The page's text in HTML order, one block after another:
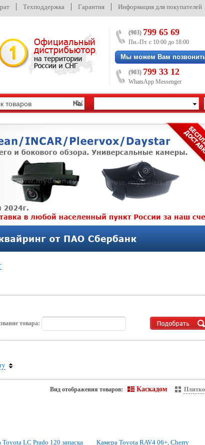
Техподдержка Гарантия Информация для покупателей
(903) 799 65 69
Пн.-Пт. с 10:00 до 18:00
Мы можем Вам
(903) 799 33 12
WhatsApp Messenger
товара:
Вид отображения товаров: Каскадом
LC Prado 120 запаска
Камера Toyota RAV4 06+, Cherry